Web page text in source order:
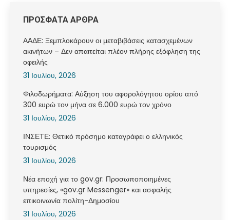
ΠΡΟΣΦΑΤΑ ΑΡΘΡΑ
ΑΑΔΕ: Ξεμπλοκάρουν οι μεταβιβάσεις κατασχεμένων
ακινήτων – Δεν απαιτείται πλέον πλήρης εξόφληση της
οφειλής
31 Ιουλίου, 2026
Φιλοδωρήματα: Αύξηση του αφορολόγητου ορίου από
300 ευρώ τον μήνα σε 6.000 ευρώ τον χρόνο
31 Ιουλίου, 2026
ΙΝΣΕΤΕ: Θετικό πρόσημο καταγράφει ο ελληνικός
τουρισμός
31 Ιουλίου, 2026
Νέα εποχή για το gov.gr: Προσωποποιημένες
υπηρεσίες, «gov.gr Messenger» και ασφαλής
επικοινωνία πολίτη-Δημοσίου
31 Ιουλίου, 2026